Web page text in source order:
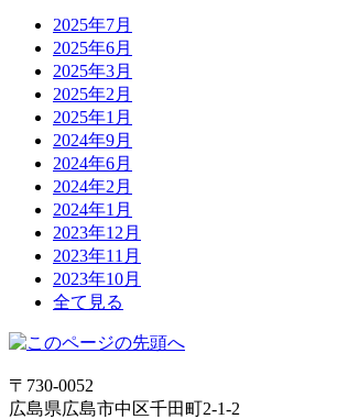
2025年7月
2025年6月
2025年3月
2025年2月
2025年1月
2024年9月
2024年6月
2024年2月
2024年1月
2023年12月
2023年11月
2023年10月
全て見る
〒730-0052
広島県広島市中区千田町2-1-2